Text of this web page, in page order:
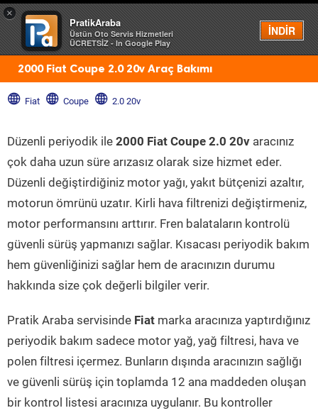
×
PratikAraba
Üstün Oto Servis Hizmetleri
ÜCRETSİZ - In Google Play
İNDİR
Menü
2000 Fiat Coupe 2.0 20v Araç Bakımı
Fiat Coupe 2.0 20v
Düzenli periyodik ile 2000 Fiat Coupe 2.0 20v aracınız
çok daha uzun süre arızasız olarak size hizmet eder.
Düzenli değiştirdiğiniz motor yağı, yakıt bütçenizi azaltır,
motorun ömrünü uzatır. Kirli hava filtrenizi değiştirmeniz,
motor performansını arttırır. Fren balataların kontrolü
güvenli sürüş yapmanızı sağlar. Kısacası periyodik bakım
hem güvenliğinizi sağlar hem de aracınızın durumu
hakkında size çok değerli bilgiler verir.
Pratik Araba servisinde Fiat marka aracınıza yaptırdığınız
periyodik bakım sadece motor yağ, yağ filtresi, hava ve
polen filtresi içermez. Bunların dışında aracınızın sağlığı
ve güvenli sürüş için toplamda 12 ana maddeden oluşan
bir kontrol listesi aracınıza uygulanır. Bu kontroller